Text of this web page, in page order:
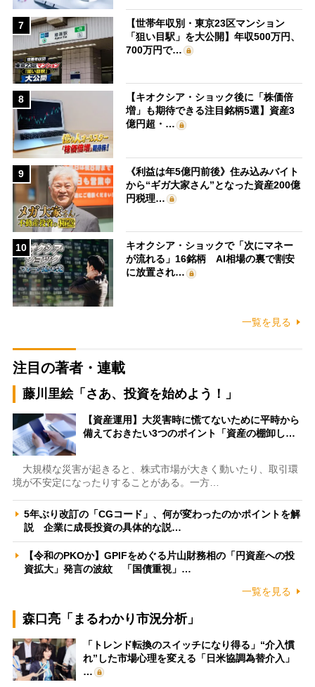
7
【世帯年収別・東京23区マンション
「狙い目駅」を大公開】年収500万円、
700万円で…
8
【キオクシア・ショック後に「株価倍
増」も期待できる注目銘柄5選】資産3
億円超・…
9
《利益は年5億円前後》住み込みバイト
から“ギガ大家さん”となった資産200億
円税理…
10
キオクシア・ショックで「次にマネー
が流れる」16銘柄 AI相場の裏で割安
に放置され…
一覧を見る
注目の著者・連載
藤川里絵「さあ、投資を始めよう！」
【資産運用】大災害時に慌てないために平時から
備えておきたい3つのポイント「資産の棚卸し…
大規模な災害が起きると、株式市場が大きく動いたり、取引環
境が不安定になったりすることがある。一方…
5年ぶり改訂の「CGコード」、何が変わったのかポイントを解
説 企業に成長投資の具体的な説…
【令和のPKOか】GPIFをめぐる片山財務相の「円資産への投
資拡大」発言の波紋 「国債重視」…
一覧を見る
森口亮「まるわかり市況分析」
「トレンド転換のスイッチになり得る」“介入慣
れ”した市場心理を変える「日米協調為替介入」
…